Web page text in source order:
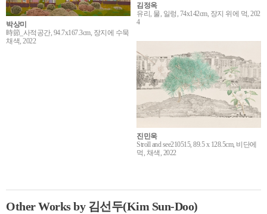
김정옥
유리, 물, 일렁, 74x142cm, 장지 위에 먹, 202
4
박상미
時節_사적공간, 94.7x167.3cm, 장지에 수묵
채색, 2022
진민욱
Stroll and see210515, 89.5 x 128.5cm, 비단에
먹, 채색, 2022
Other Works by 김선두(Kim Sun-Doo)